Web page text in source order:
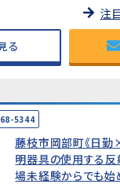
注
る
5344
藤枝市岡部町《日
明器具の使用する反
場未経験からでも始